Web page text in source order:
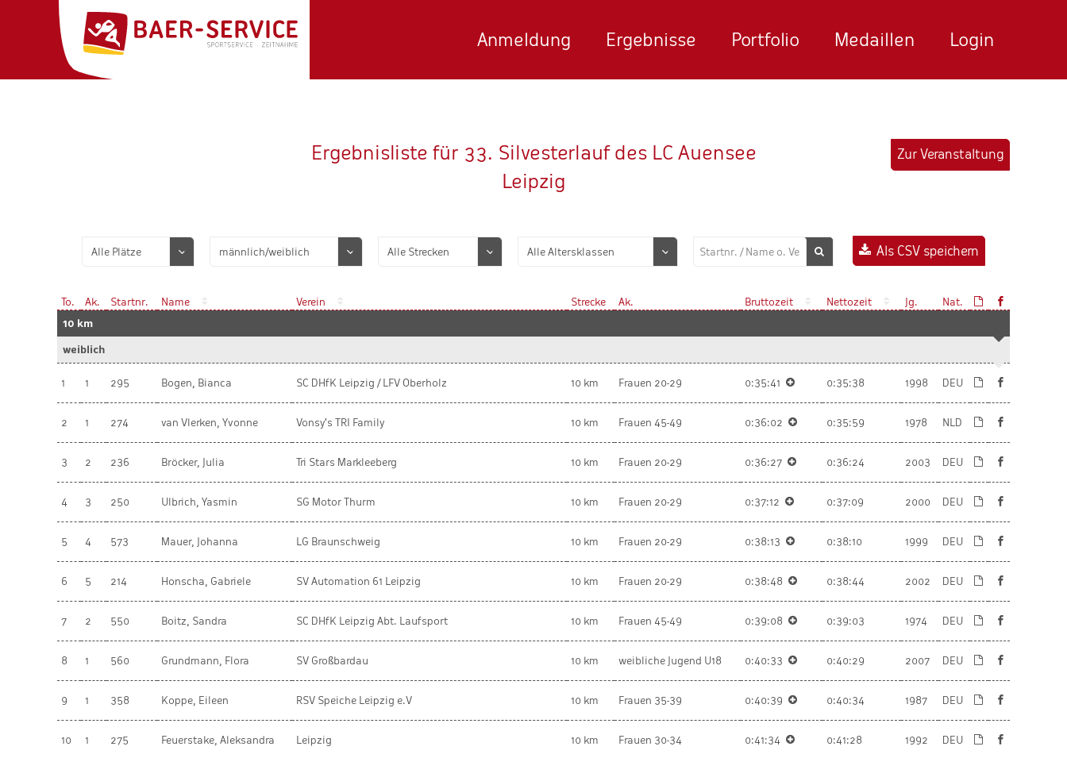
Anmeldung Ergebnisse Portfolio Medaillen Login
Ergebnisliste für 33. Silvesterlauf des LC Auensee
Leipzig
Zur Veranstaltung
Als CSV speichern
To. Ak. Startnr. Name Verein Strecke Ak. Bruttozeit Nettozeit Jg.
Nat.
10 km
weiblich
1 1 295 Bogen, Bianca SC DHfK Leipzig / LFV Oberholz 10 km Frauen 20-29 0:35:41 0:35:38 1998 DEU
2 1 274 van Vlerken, Yvonne Vonsy's TRI Family 10 km Frauen 45-49 0:36:02 0:35:59 1978 NLD
3 2 236 Bröcker, Julia Tri Stars Markleeberg 10 km Frauen 20-29 0:36:27 0:36:24 2003 DEU
4 3 250 Ulbrich, Yasmin SG Motor Thurm 10 km Frauen 20-29 0:37:12 0:37:09 2000 DEU
5 4 573 Mauer, Johanna LG Braunschweig 10 km Frauen 20-29 0:38:13 0:38:10 1999 DEU
6 5 214 Honscha, Gabriele SV Automation 61 Leipzig 10 km Frauen 20-29 0:38:48 0:38:44 2002 DEU
7 2 550 Boitz, Sandra SC DHfK Leipzig Abt. Laufsport 10 km Frauen 45-49 0:39:08 0:39:03 1974 DEU
8 1 560 Grundmann, Flora SV Großbardau 10 km weibliche Jugend U18 0:40:33 0:40:29 2007 DEU
9 1 358 Koppe, Eileen RSV Speiche Leipzig e.V 10 km Frauen 35-39 0:40:39 0:40:34 1987 DEU
10 1 275 Feuerstake, Aleksandra Leipzig 10 km Frauen 30-34 0:41:34 0:41:28 1992 DEU